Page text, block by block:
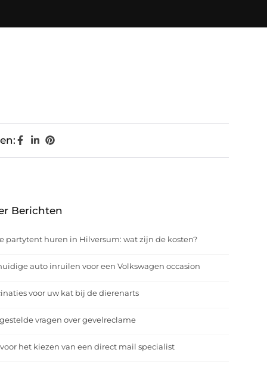
Berichten
partytent huren in Hilversum: wat zijn de kosten?
auto inruilen voor een Volkswagen occasion
voor uw kat bij de dierenarts
vragen over gevelreclame
voor het kiezen van een direct mail specialist